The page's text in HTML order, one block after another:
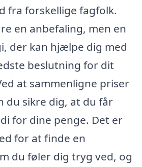
fra forskellige fagfolk.
en anbefaling, men en
der kan hjælpe dig med
beslutning for dit
at sammenligne priser
du sikre dig, at du får
for dine penge. Det er
for at finde en
du føler dig tryg ved, og